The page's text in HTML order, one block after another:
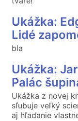
Ukážka:
Lidé
bla
Ukážka:
Palác
Ukážka z novej
sľubuje veľký
aj hľadanie